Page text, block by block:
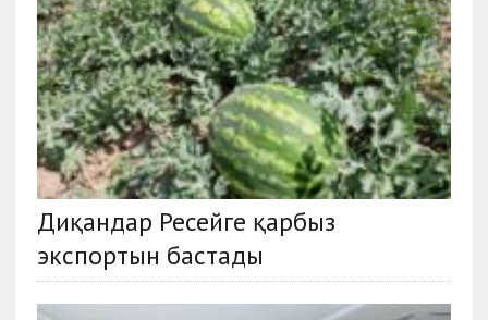
Диқандар Ресейге қарбыз
экспортын бастады